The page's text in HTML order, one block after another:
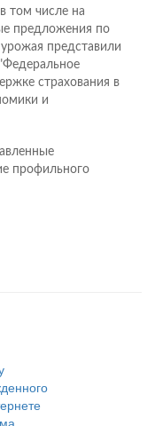
том числе на
предложения по
представили
страхования в
и
профильного